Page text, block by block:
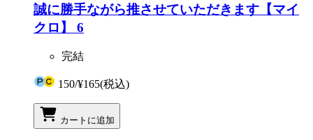
誠に勝手ながら推させていただきます【マイ
クロ】 6
完結
150/¥165(税込)
カートに追加